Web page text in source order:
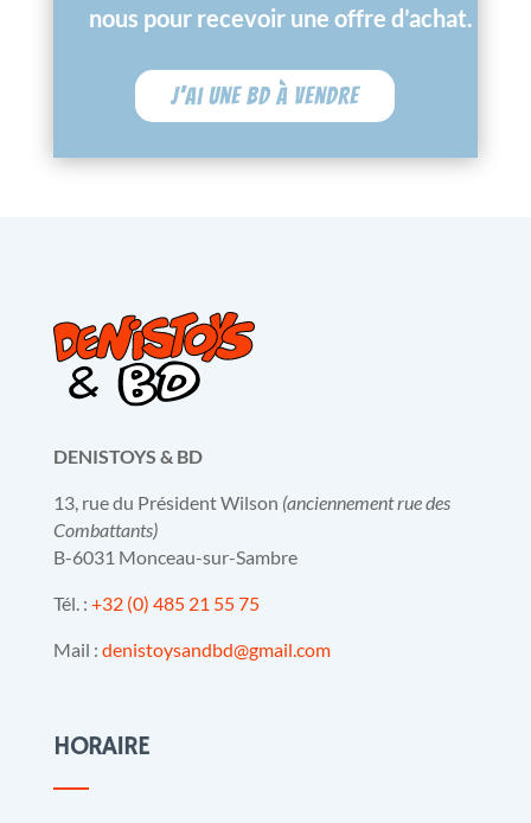
nous pour recevoir une offre d’achat.
J'ai une BD à vendre
DENISTOYS & BD
13, rue du Président Wilson (anciennement rue des
Combattants)
B-6031 Monceau-sur-Sambre
Tél. : +32 (0) 485 21 55 75
Mail : denistoysandbd@gmail.com
HORAIRE